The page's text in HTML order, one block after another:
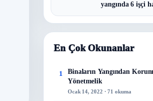
yangında 6 işçi
En Çok Okunanlar
1
Binaların Yangından
Yönetmelik
Ocak 14, 2022 · 71 okuma